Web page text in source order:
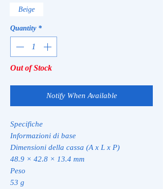
Beige
Quantity *
Out of Stock
Notify When Available
Specifiche
Informazioni di base
Dimensioni della cassa (A x L x P)
48.9 × 42.8 × 13.4 mm
Peso
53 g